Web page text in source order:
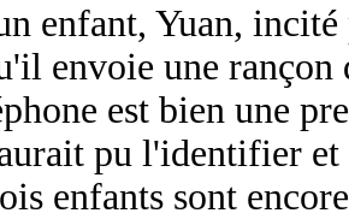
enfant, Yuan, incité
envoie une
est bien une
pu l'identifier
enfants sont